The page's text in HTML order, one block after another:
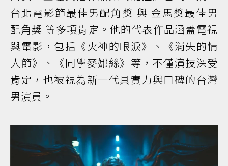
台北電影節最佳男配角獎 與 金馬獎最佳男
配角獎 等多項肯定。他的代表作品涵蓋電視
與電影，包括《火神的眼淚》、《消失的情
人節》、《同學麥娜絲》等，不僅演技深受
肯定，也被視為新一代具實力與口碑的台灣
男演員。